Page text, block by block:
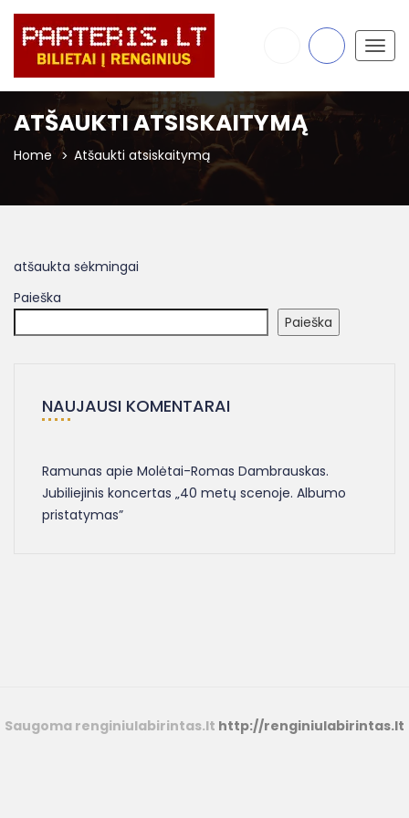
ATŠAUKTI ATSISKAITYMĄ
Home Atšaukti atsiskaitymą
atšaukta sėkmingai
Paieška
Paieška
NAUJAUSI KOMENTARAI
Ramunas apie Molėtai-Romas Dambrauskas.
Jubiliejinis koncertas „40 metų scenoje. Albumo
pristatymas”
Saugoma renginiulabirintas.lt http://renginiulabirintas.lt